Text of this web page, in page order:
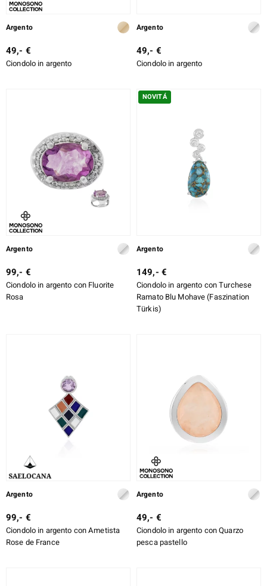
Argento
49,- €
Ciondolo in argento
Argento
49,- €
Ciondolo in argento
Argento
99,- €
Ciondolo in argento con Fluorite
Rosa
NOVITÁ
Argento
149,- €
Ciondolo in argento con Turchese
Ramato Blu Mohave (Faszination
Türkis)
Argento
99,- €
Ciondolo in argento con Ametista
Rose de France
Argento
49,- €
Ciondolo in argento con Quarzo
pesca pastello